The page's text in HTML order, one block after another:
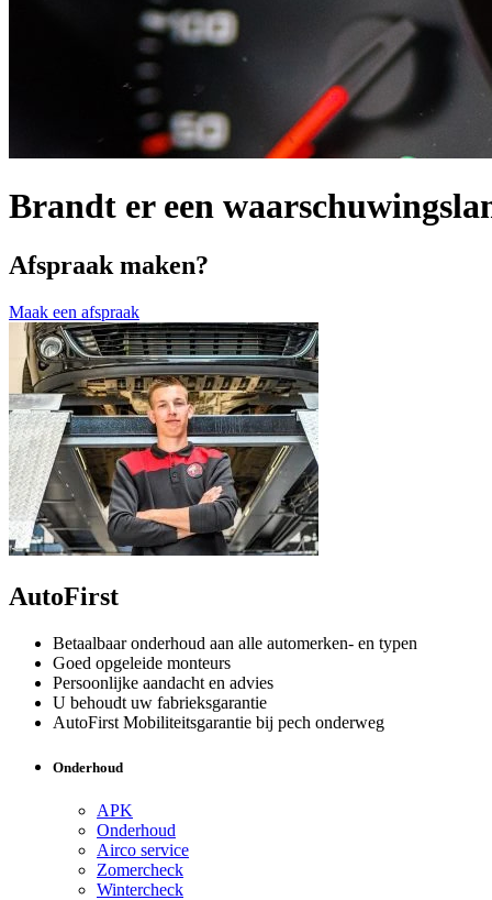
Brandt er een
Afspraak maken?
Maak een afspraak
AutoFirst
Betaalbaar onderhoud aan alle automerken- en typen
Goed opgeleide monteurs
Persoonlijke aandacht en advies
U behoudt uw fabrieksgarantie
AutoFirst Mobiliteitsgarantie bij pech onderweg
Onderhoud
APK
Onderhoud
Airco service
Zomercheck
Wintercheck